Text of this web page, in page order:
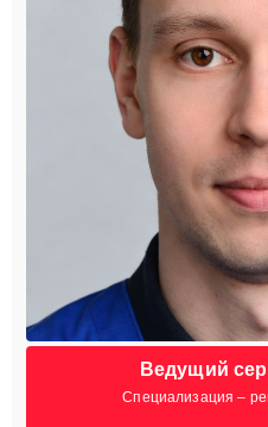
Ведущий
Специализация –